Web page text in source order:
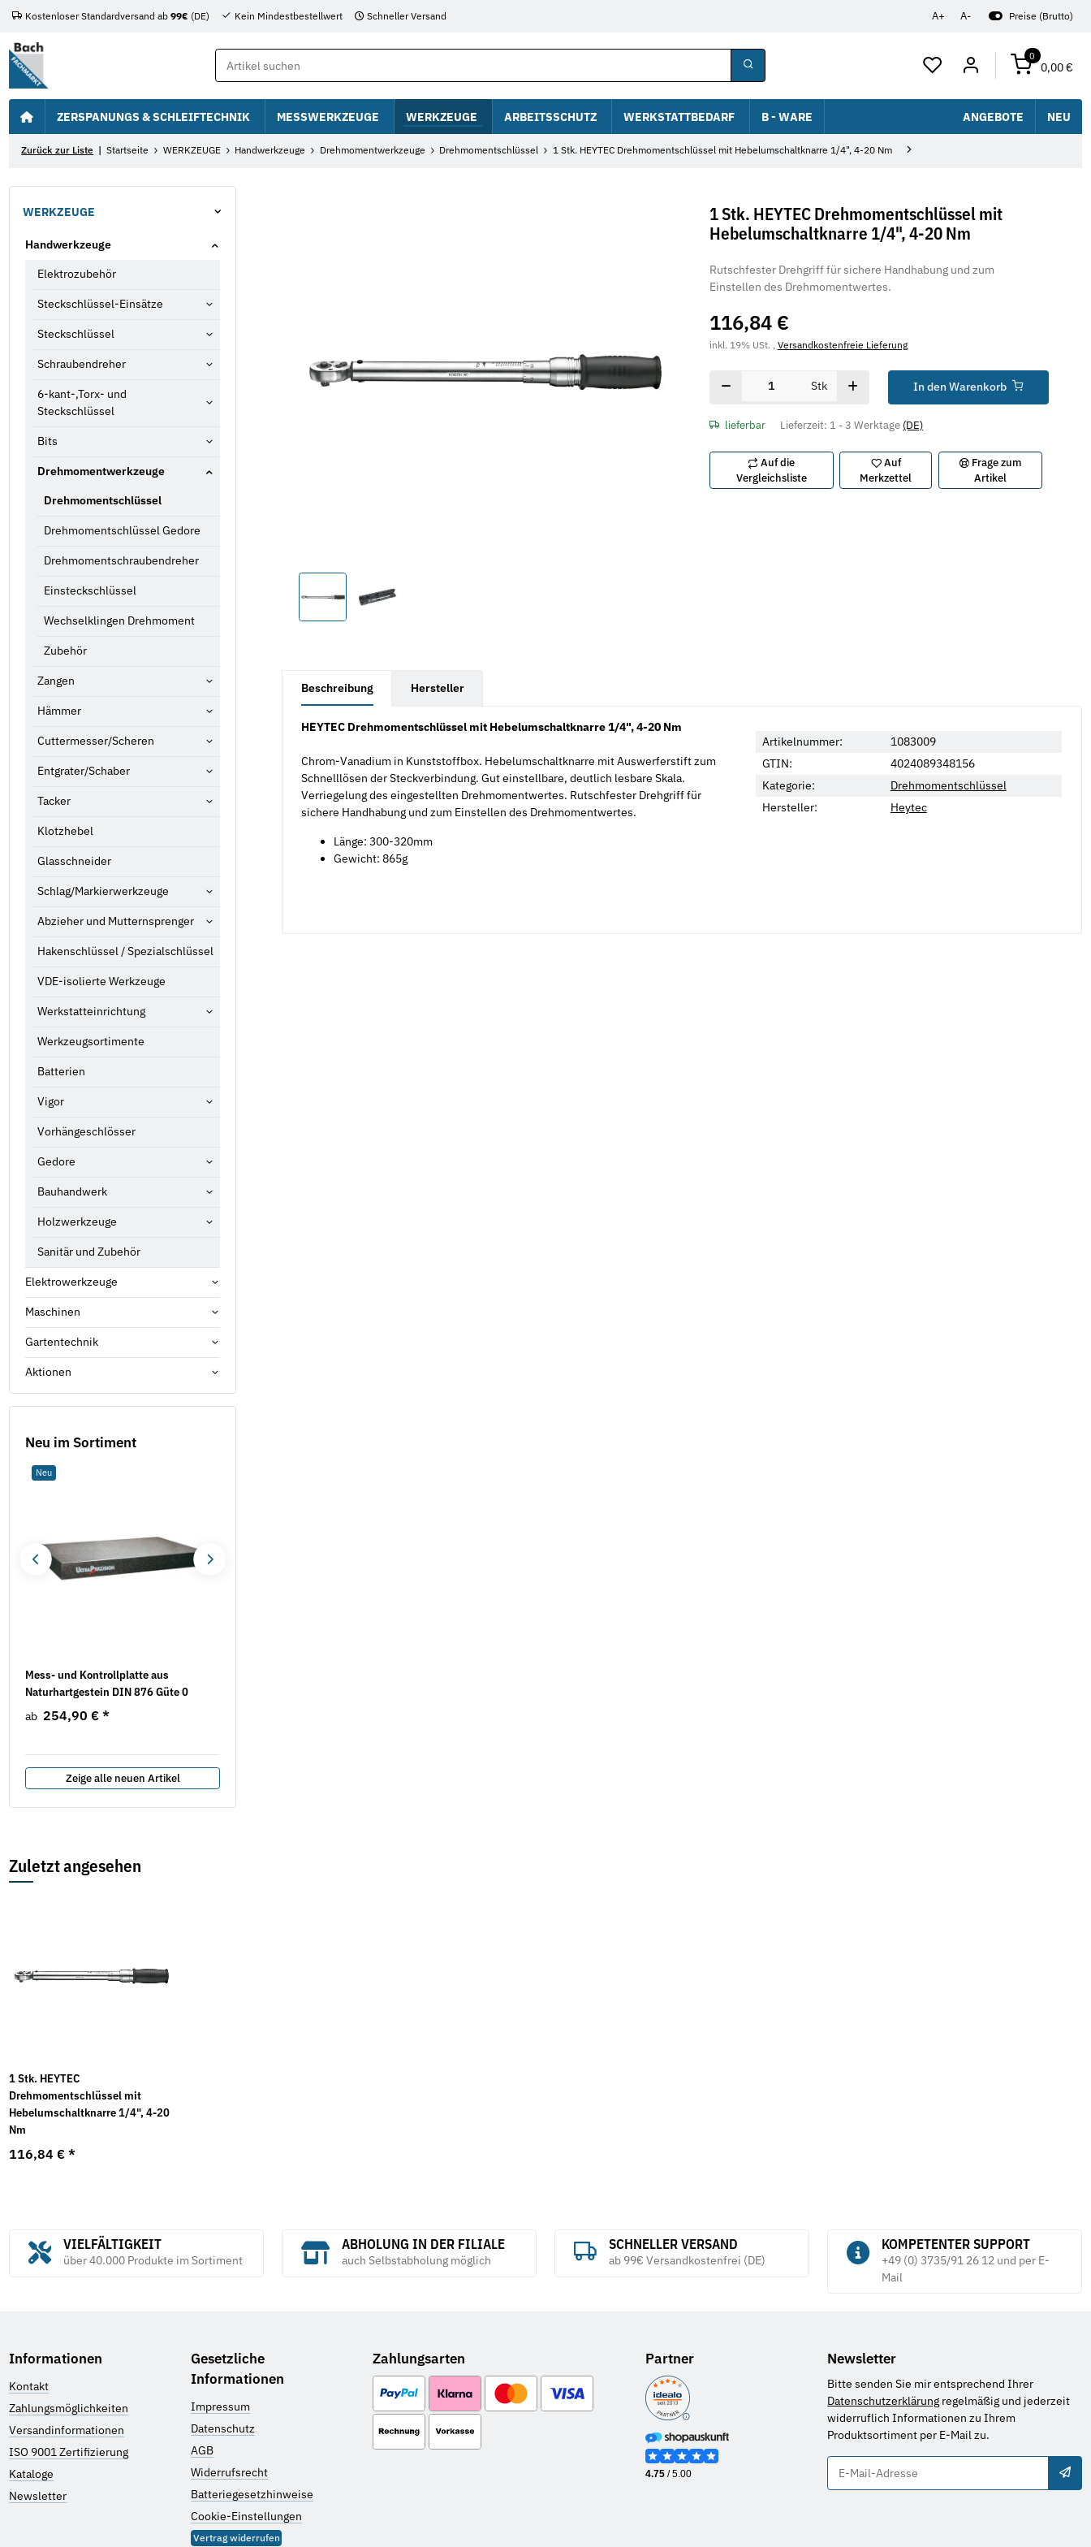
A+ A- Preise (Brutto)
Kostenloser Standardversand ab 99€ (DE) Kein Mindestbestellwert Schneller Versand
0
0,00 €
ZERSPANUNGS & SCHLEIFTECHNIK MESSWERKZEUGE WERKZEUGE ARBEITSSCHUTZ WERKSTATTBEDARF B - WARE ANGEBOTE NEU
Zurück zur Liste Startseite WERKZEUGE Handwerkzeuge Drehmomentwerkzeuge Drehmomentschlüssel 1 Stk. HEYTEC Drehmomentschlüssel mit Hebelumschaltknarre 1/4", 4-20 Nm
1 Stk. HEYTEC Drehmomentschlüssel mit
Hebelumschaltknarre 1/4", 4-20 Nm
Rutschfester Drehgriff für sichere Handhabung und zum
Einstellen des Drehmomentwertes.
116,84 €
inkl. 19% USt. ,Versandkostenfreie Lieferung
Stk In den Warenkorb
lieferbar Lieferzeit: 1 - 3 Werktage (DE)
Auf die
Vergleichsliste
Auf
Merkzettel
Frage zum
Artikel
Beschreibung Hersteller
HEYTEC Drehmomentschlüssel mit Hebelumschaltknarre 1/4", 4-20 Nm
Chrom-Vanadium in Kunststoffbox. Hebelumschaltknarre mit Auswerferstift zum
Schnelllösen der Steckverbindung. Gut einstellbare, deutlich lesbare Skala.
Verriegelung des eingestellten Drehmomentwertes. Rutschfester Drehgriff für
sichere Handhabung und zum Einstellen des Drehmomentwertes.
Länge: 300-320mm
Gewicht: 865g
Artikelnummer:
1083009
GTIN:
4024089348156
Kategorie:
Drehmomentschlüssel
Hersteller:
Heytec
WERKZEUGE
Handwerkzeuge
Elektrozubehör
Steckschlüssel-Einsätze
Steckschlüssel
Schraubendreher
6-kant-,Torx- und
Steckschlüssel
Bits
Drehmomentwerkzeuge
Drehmomentschlüssel
Drehmomentschlüssel Gedore
Drehmomentschraubendreher
Einsteckschlüssel
Wechselklingen Drehmoment
Zubehör
Zangen
Hämmer
Cuttermesser/Scheren
Entgrater/Schaber
Tacker
Klotzhebel
Glasschneider
Schlag/Markierwerkzeuge
Abzieher und Mutternsprenger
Hakenschlüssel / Spezialschlüssel
VDE-isolierte Werkzeuge
Werkstatteinrichtung
Werkzeugsortimente
Batterien
Vigor
Vorhängeschlösser
Gedore
Bauhandwerk
Holzwerkzeuge
Sanitär und Zubehör
Elektrowerkzeuge
Maschinen
Gartentechnik
Aktionen
Neu im Sortiment
Neu
Mess- und Kontrollplatte aus
Naturhartgestein DIN 876 Güte 0
ab 254,90 € *
Zeige alle neuen Artikel
Zuletzt angesehen
1 Stk. HEYTEC
Drehmomentschlüssel mit
Hebelumschaltknarre 1/4", 4-20
Nm
116,84 €*
VIELFÄLTIGKEIT
über 40.000 Produkte im Sortiment
ABHOLUNG IN DER FILIALE
auch Selbstabholung möglich
SCHNELLER VERSAND
ab 99€ Versandkostenfrei (DE)
KOMPETENTER SUPPORT
+49 (0) 3735/91 26 12 und per E-
Mail
Informationen
Kontakt
Zahlungsmöglichkeiten
Versandinformationen
ISO 9001 Zertifizierung
Kataloge
Newsletter
Gesetzliche
Informationen
Impressum
Datenschutz
AGB
Widerrufsrecht
Batteriegesetzhinweise
Cookie-Einstellungen
Vertrag widerrufen
Zahlungsarten Partner Newsletter
Bitte senden Sie mir entsprechend Ihrer
Datenschutzerklärung regelmäßig und jederzeit
widerruflich Informationen zu Ihrem
Produktsortiment per E-Mail zu.